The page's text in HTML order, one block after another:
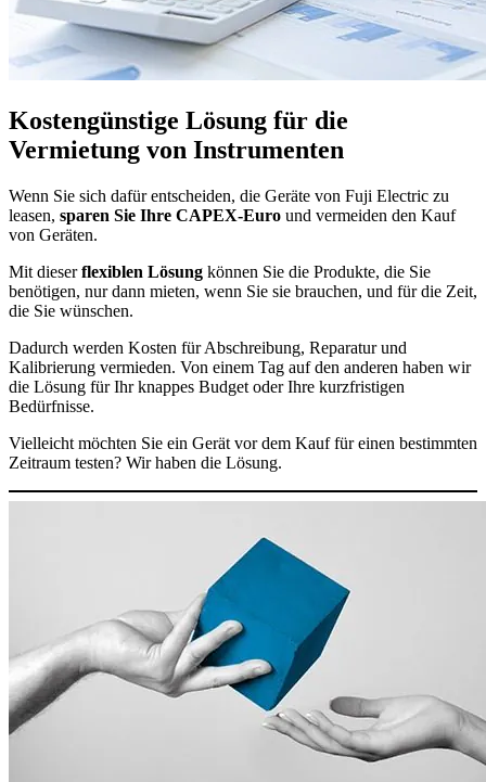
Kostengünstige Lösung für die
Vermietung von Instrumenten
Wenn Sie sich dafür entscheiden, die Geräte von Fuji Electric zu
leasen, sparen Sie Ihre CAPEX-Euro und vermeiden den Kauf
von Geräten.
Mit dieserflexiblen Lösung können Sie die Produkte, die Sie
benötigen, nur dann mieten, wenn Sie sie brauchen, und für die Zeit,
die Sie wünschen.
Dadurch werden Kosten für Abschreibung, Reparatur und
Kalibrierung vermieden. Von einem Tag auf den anderen haben wir
die Lösung für Ihr knappes Budget oder Ihre kurzfristigen
Bedürfnisse.
Vielleicht möchten Sie ein Gerät vor dem Kauf für einen bestimmten
Zeitraum testen? Wir haben die Lösung.